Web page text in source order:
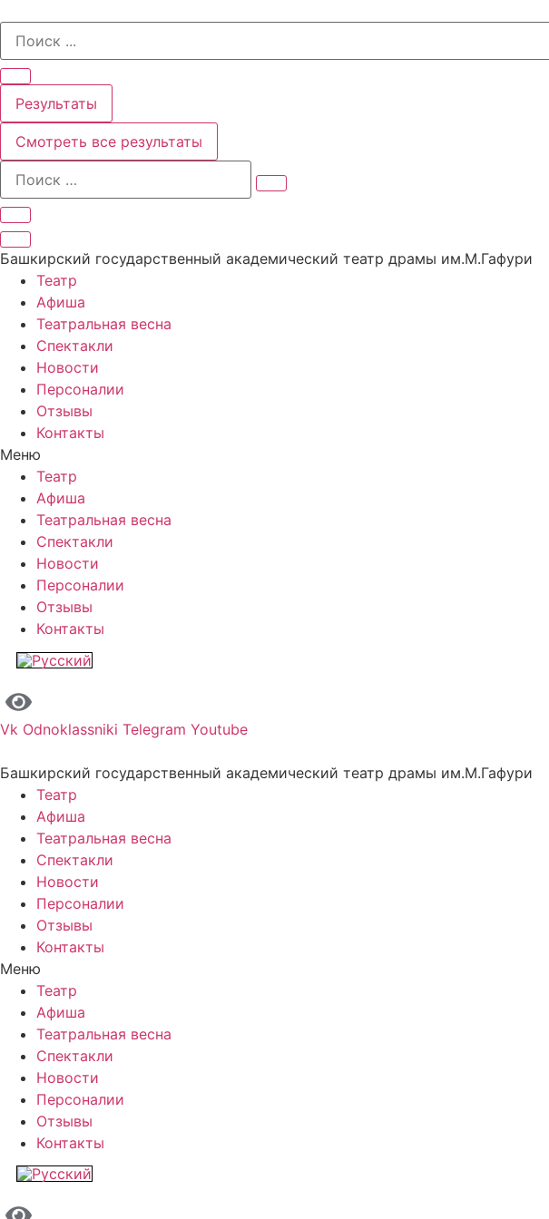
содержимому
Search
Результаты
Смотреть все результаты
Башкирский государственный академический театр драмы им.М.Гафури
Театр
Афиша
Театральная весна
Спектакли
Новости
Персоналии
Отзывы
Контакты
Меню
Театр
Афиша
Театральная весна
Спектакли
Новости
Персоналии
Отзывы
Контакты
Vk Odnoklassniki Telegram Youtube
Башкирский государственный академический театр драмы им.М.Гафури
Театр
Афиша
Театральная весна
Спектакли
Новости
Персоналии
Отзывы
Контакты
Меню
Театр
Афиша
Театральная весна
Спектакли
Новости
Персоналии
Отзывы
Контакты